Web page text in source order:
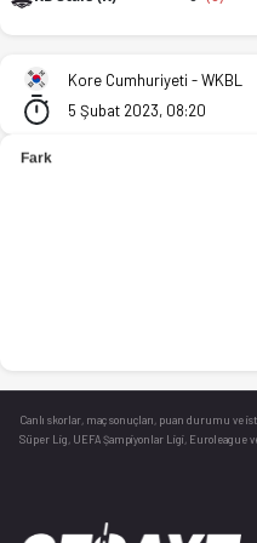
Kore Cumhuriyeti - WKBL
5 Şubat 2023, 08:20
Canlı skorlar , maç sonuçları, puan durumu ve
Süper Lig, UEFA Şampiyonlar Ligi, Euroleague